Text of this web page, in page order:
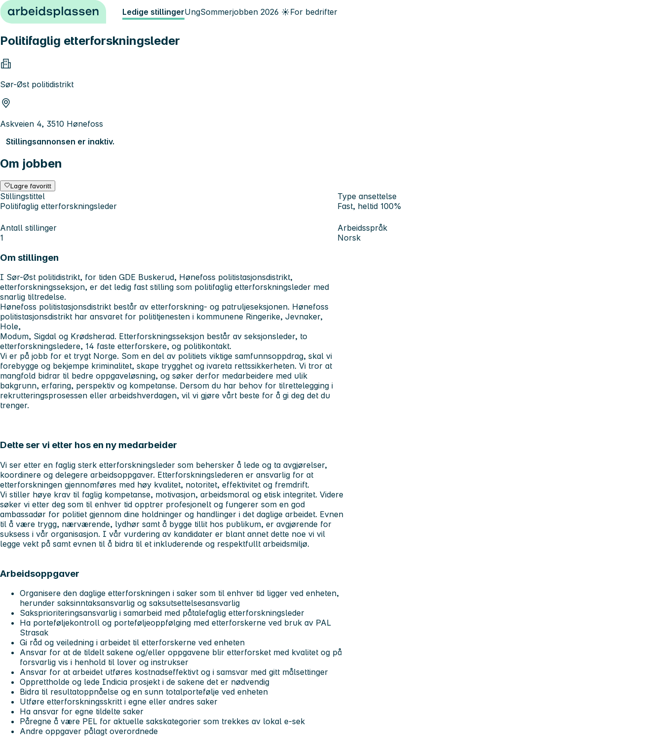
Hopp til innhold Ledige stillingerUngSommerjobben 2026 ☀️For bedrifter
Politifaglig etterforskningsleder
Sør-Øst politidistrikt
Askveien 4, 3510 Hønefoss
Stillingsannonsen er inaktiv.
Om jobben
Lagre favoritt
Stillingstittel
Politifaglig etterforskningsleder
Type ansettelse
Fast, heltid 100%
Antall stillinger
1
Arbeidsspråk
Norsk
Om stillingen
I Sør-Øst politidistrikt, for tiden GDE Buskerud, Hønefoss politistasjonsdistrikt,
etterforskningsseksjon, er det ledig fast stilling som politifaglig etterforskningsleder med
snarlig tiltredelse.
Hønefoss politistasjonsdistrikt består av etterforskning- og patruljeseksjonen. Hønefoss
politistasjonsdistrikt har ansvaret for polititjenesten i kommunene Ringerike, Jevnaker,
Hole,
Modum, Sigdal og Krødsherad. Etterforskningsseksjon består av seksjonsleder, to
etterforskningsledere, 14 faste etterforskere, og politikontakt.
Vi er på jobb for et trygt Norge. Som en del av politiets viktige samfunnsoppdrag, skal vi
forebygge og bekjempe kriminalitet, skape trygghet og ivareta rettssikkerheten. Vi tror at
mangfold bidrar til bedre oppgaveløsning, og søker derfor medarbeidere med ulik
bakgrunn, erfaring, perspektiv og kompetanse. Dersom du har behov for tilrettelegging i
rekrutteringsprosessen eller arbeidshverdagen, vil vi gjøre vårt beste for å gi deg det du
trenger.
Dette ser vi etter hos en ny medarbeider
Vi ser etter en faglig sterk etterforskningsleder som behersker å lede og ta avgjørelser,
koordinere og delegere arbeidsoppgaver. Etterforskningslederen er ansvarlig for at
etterforskningen gjennomføres med høy kvalitet, notoritet, effektivitet og fremdrift.
Vi stiller høye krav til faglig kompetanse, motivasjon, arbeidsmoral og etisk integritet. Videre
søker vi etter deg som til enhver tid opptrer profesjonelt og fungerer som en god
ambassadør for politiet gjennom dine holdninger og handlinger i det daglige arbeidet. Evnen
til å være trygg, nærværende, lydhør samt å bygge tillit hos publikum, er avgjørende for
suksess i vår organisasjon. I vår vurdering av kandidater er blant annet dette noe vi vil
legge vekt på samt evnen til å bidra til et inkluderende og respektfullt arbeidsmiljø.
Arbeidsoppgaver
Organisere den daglige etterforskningen i saker som til enhver tid ligger ved enheten,
herunder saksinntaksansvarlig og saksutsettelsesansvarlig
Saksprioriteringsansvarlig i samarbeid med påtalefaglig etterforskningsleder
Ha porteføljekontroll og porteføljeoppfølging med etterforskerne ved bruk av PAL
Strasak
Gi råd og veiledning i arbeidet til etterforskerne ved enheten
Ansvar for at de tildelt sakene og/eller oppgavene blir etterforsket med kvalitet og på
forsvarlig vis i henhold til lover og instrukser
Ansvar for at arbeidet utføres kostnadseffektivt og i samsvar med gitt målsettinger
Opprettholde og lede Indicia prosjekt i de sakene det er nødvendig
Bidra til resultatoppnåelse og en sunn totalportefølje ved enheten
Utføre etterforskningsskritt i egne eller andres saker
Ha ansvar for egne tildelte saker
Påregne å være PEL for aktuelle sakskategorier som trekkes av lokal e-sek
Andre oppgaver pålagt overordnede